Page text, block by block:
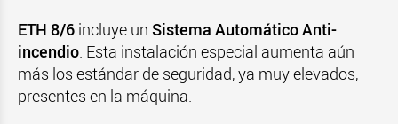
ETH 8/6 incluye un Sistema Automático Anti-
incendio. Esta instalación especial aumenta aún
más los estándar de seguridad, ya muy elevados,
presentes en la máquina.